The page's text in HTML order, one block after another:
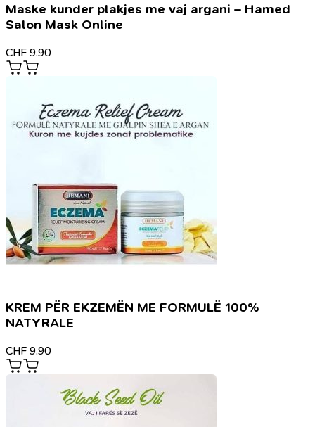
Maske kunder plakjes me vaj argani – Hamed
Salon Mask Online
CHF 9.90
KREM PËR EKZEMËN ME FORMULË 100%
NATYRALE
CHF 9.90